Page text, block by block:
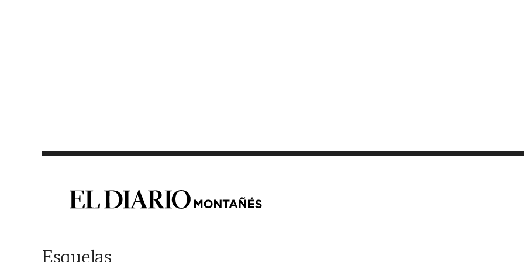
Esquelas